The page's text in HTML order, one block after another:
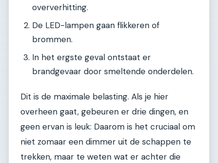
oververhitting.
De LED-lampen gaan flikkeren of
brommen.
In het ergste geval ontstaat er
brandgevaar door smeltende onderdelen.
Dit is de maximale belasting. Als je hier
overheen gaat, gebeuren er drie dingen, en
geen ervan is leuk: Daarom is het cruciaal om
niet zomaar een dimmer uit de schappen te
trekken, maar te weten wat er achter die